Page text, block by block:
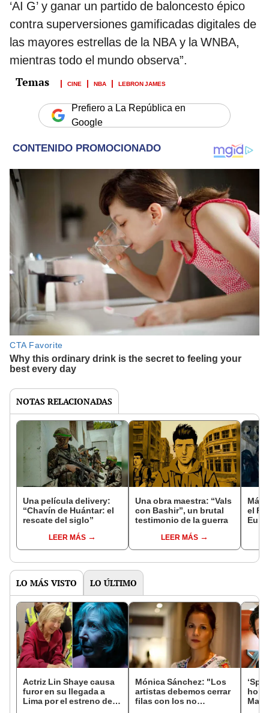
‘AI G’ y ganar un partido de baloncesto épico
contra superversiones gamificadas digitales de
las mayores estrellas de la NBA y la WNBA,
mientras todo el mundo observa”.
CINE NBA LEBRON JAMES
Prefiero a La República en
Google
NOTAS RELACIONADAS
Una película delivery:
“Chavín de Huántar: el
rescate del siglo”
LEER MÁS
Una obra maestra: “Vals
con Bashir”, un brutal
testimonio de la guerra
LEER MÁS
Más
el
LO MÁS VISTO LO ÚLTIMO
Actriz Lin Shaye causa
furor en su llegada a
Lima por el estreno de
Mónica Sánchez: "Los
artistas debemos cerrar
filas con los no
May